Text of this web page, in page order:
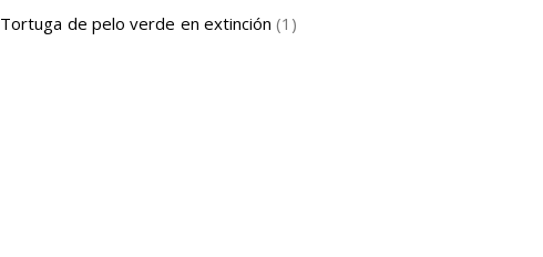
Tortuga de pelo verde en extinción (1)